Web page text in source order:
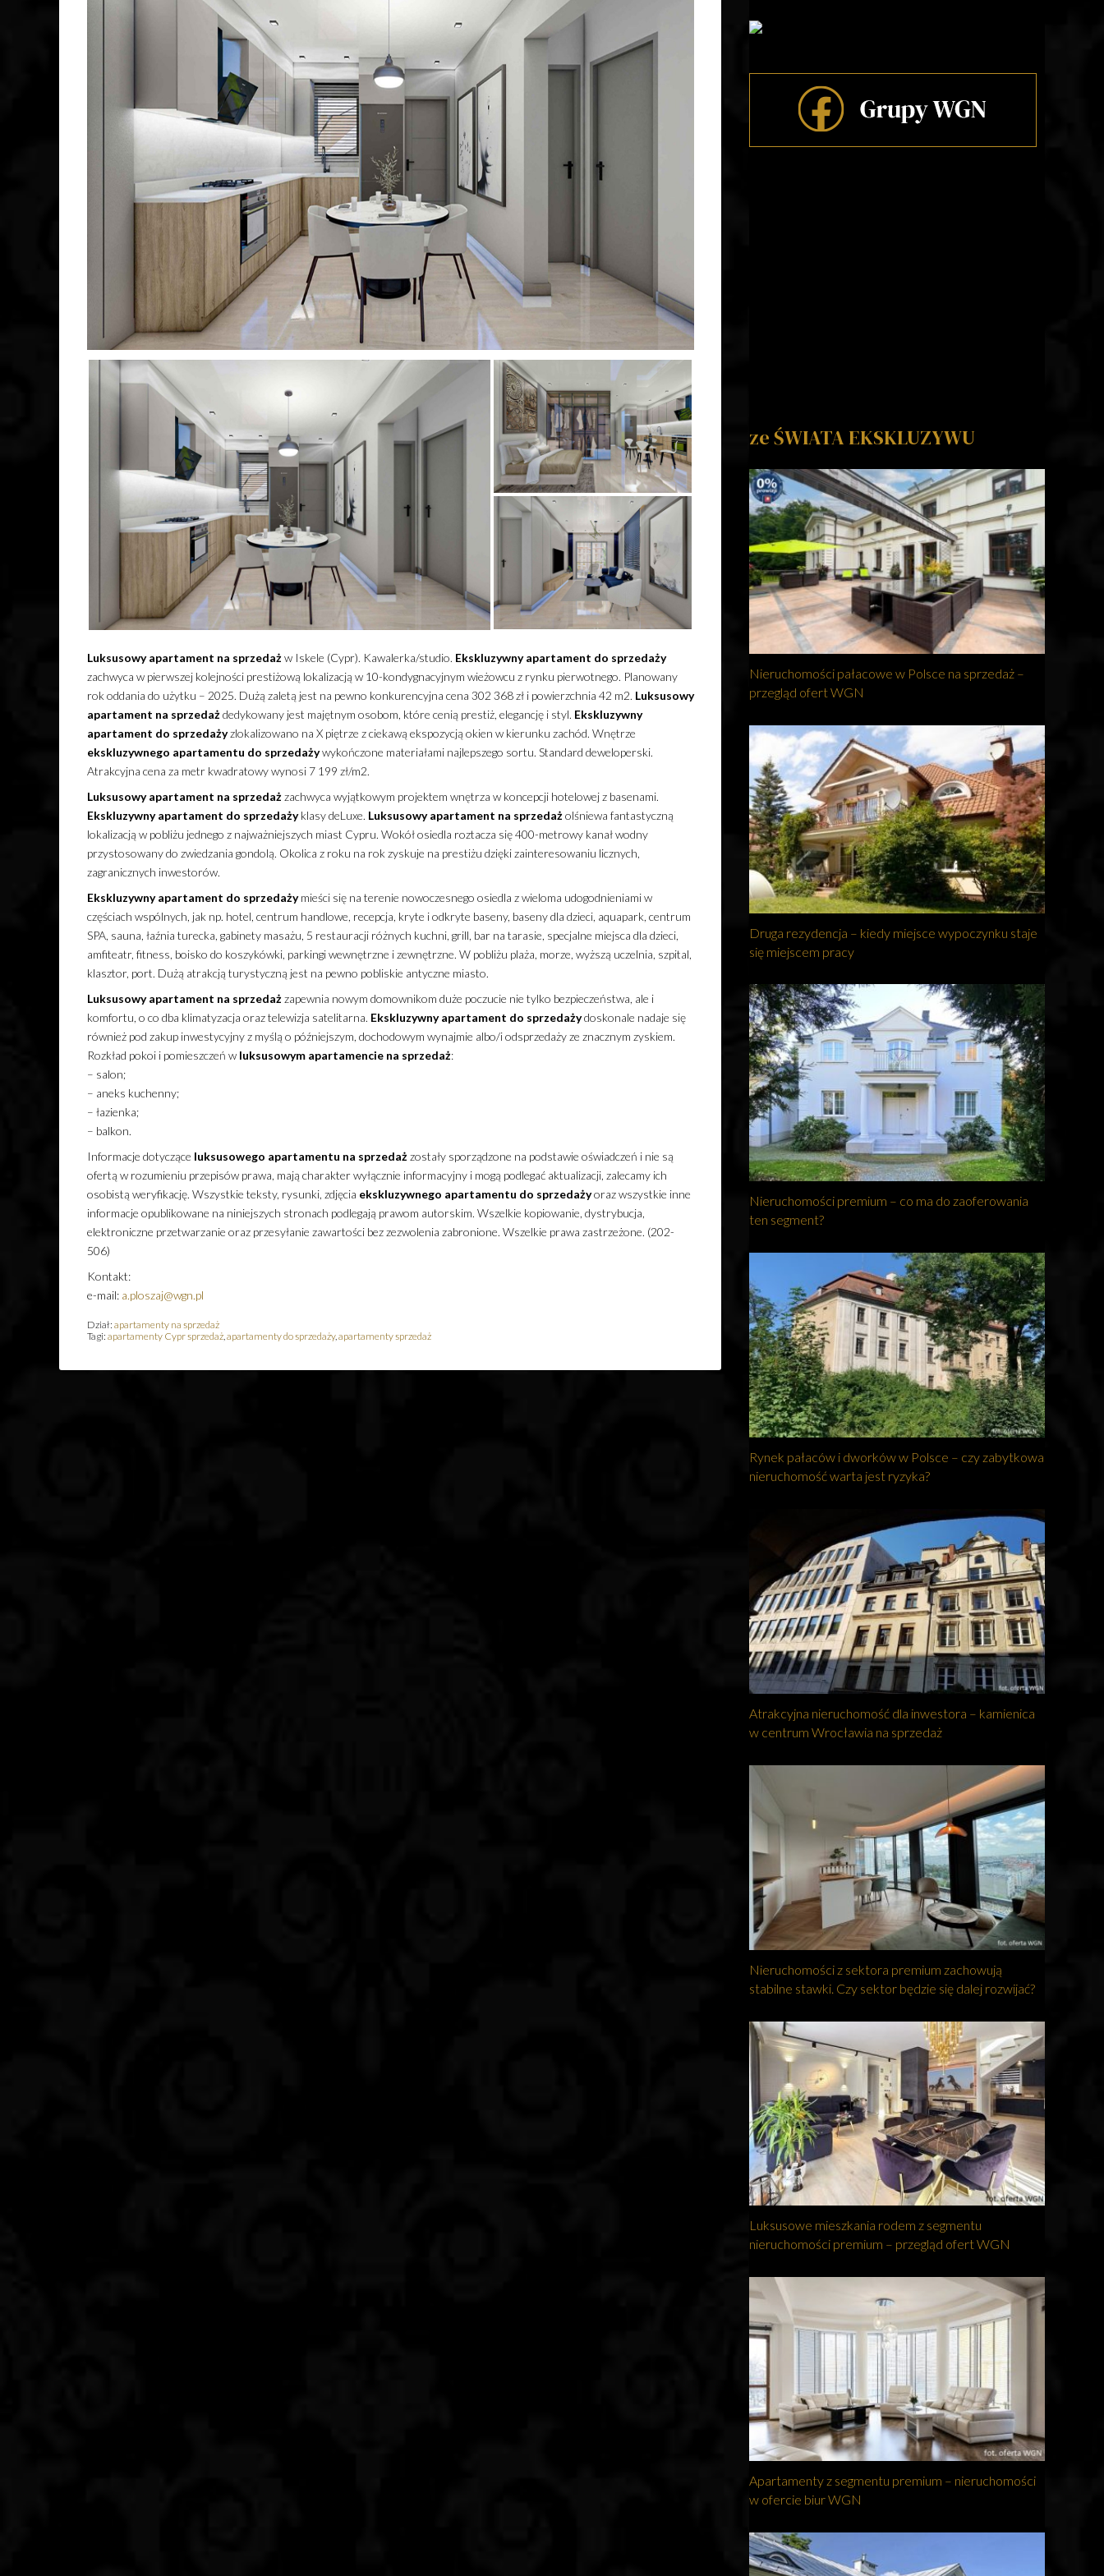
Luksusowy apartament na sprzedażw Iskele (Cypr). Kawalerka/studio. Ekskluzywny apartament do sprzedaży
zachwyca w pierwszej kolejności prestiżową lokalizacją w 10-kondygnacyjnym wieżowcu z rynku pierwotnego. Planowany
rok oddania do użytku – 2025. Dużą zaletą jest na pewno konkurencyjna cena 302 368 zł i powierzchnia 42 m2. Luksusowy
apartament na sprzedażdedykowany jest majętnym osobom, które cenią prestiż, elegancję i styl. Ekskluzywny
apartament do sprzedażyzlokalizowano na X piętrze z ciekawą ekspozycją okien w kierunku zachód. Wnętrze
ekskluzywnego apartamentu do sprzedażywykończone materiałami najlepszego sortu. Standard deweloperski.
Atrakcyjna cena za metr kwadratowy wynosi 7 199 zł/m2.
Luksusowy apartament na sprzedażzachwyca wyjątkowym projektem wnętrza w koncepcji hotelowej z basenami.
Ekskluzywny apartament do sprzedażyklasy deLuxe. Luksusowy apartament na sprzedażolśniewa fantastyczną
lokalizacją w pobliżu jednego z najważniejszych miast Cypru. Wokół osiedla roztacza się 400-metrowy kanał wodny
przystosowany do zwiedzania gondolą. Okolica z roku na rok zyskuje na prestiżu dzięki zainteresowaniu licznych,
zagranicznych inwestorów.
Ekskluzywny apartament do sprzedażymieści się na terenie nowoczesnego osiedla z wieloma udogodnieniami w
częściach wspólnych, jak np. hotel, centrum handlowe, recepcja, kryte i odkryte baseny, baseny dla dzieci, aquapark, centrum
SPA, sauna, łaźnia turecka, gabinety masażu, 5 restauracji różnych kuchni, grill, bar na tarasie, specjalne miejsca dla dzieci,
amfiteatr, fitness, boisko do koszykówki, parkingi wewnętrzne i zewnętrzne. W pobliżu plaża, morze, wyższą uczelnia, szpital,
klasztor, port. Dużą atrakcją turystyczną jest na pewno pobliskie antyczne miasto.
Luksusowy apartament na sprzedażzapewnia nowym domownikom duże poczucie nie tylko bezpieczeństwa, ale i
komfortu, o co dba klimatyzacja oraz telewizja satelitarna. Ekskluzywny apartament do sprzedażydoskonale nadaje się
również pod zakup inwestycyjny z myślą o późniejszym, dochodowym wynajmie albo/i odsprzedaży ze znacznym zyskiem.
Rozkład pokoi i pomieszczeń w luksusowym apartamencie na sprzedaż:
– salon;
– aneks kuchenny;
– łazienka;
– balkon.
Informacje dotyczące luksusowego apartamentu na sprzedażzostały sporządzone na podstawie oświadczeń i nie są
ofertą w rozumieniu przepisów prawa, mają charakter wyłącznie informacyjny i mogą podlegać aktualizacji, zalecamy ich
osobistą weryfikację. Wszystkie teksty, rysunki, zdjęcia ekskluzywnego apartamentu do sprzedażyoraz wszystkie inne
informacje opublikowane na niniejszych stronach podlegają prawom autorskim. Wszelkie kopiowanie, dystrybucja,
elektroniczne przetwarzanie oraz przesyłanie zawartości bez zezwolenia zabronione. Wszelkie prawa zastrzeżone. (202-
506)
Kontakt:
e-mail: a.ploszaj@wgn.pl
Dział: apartamenty na sprzedaż
Tagi: apartamenty Cypr sprzedaż,apartamenty do sprzedaży,apartamenty sprzedaż
ze ŚWIATA EKSKLUZYWU
Nieruchomości pałacowe w Polsce na sprzedaż –
przegląd ofert WGN
Druga rezydencja – kiedy miejsce wypoczynku staje
się miejscem pracy
Nieruchomości premium – co ma do zaoferowania
ten segment?
Rynek pałaców i dworków w Polsce – czy zabytkowa
nieruchomość warta jest ryzyka?
Atrakcyjna nieruchomość dla inwestora – kamienica
w centrum Wrocławia na sprzedaż
Nieruchomości z sektora premium zachowują
stabilne stawki. Czy sektor będzie się dalej rozwijać?
Luksusowe mieszkania rodem z segmentu
nieruchomości premium – przegląd ofert WGN
Apartamenty z segmentu premium – nieruchomości
w ofercie biur WGN